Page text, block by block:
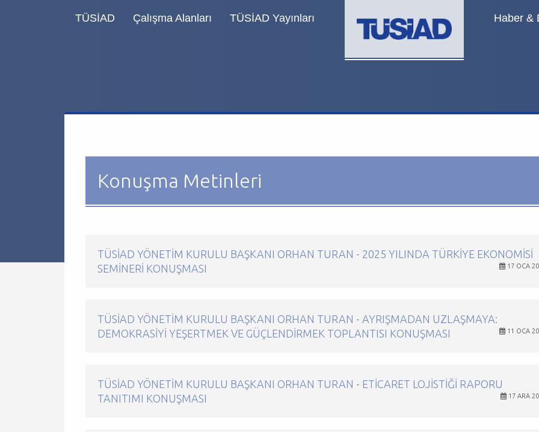
TÜSİAD Çalışma Alanları TÜSİAD Yayınları Haber &
Konuşma Metinleri
TÜSİAD YÖNETIM KURULU BAŞKANI ORHAN TURAN - 2025 YILINDA TÜRKIYE EKONOMISI
SEMINERI KONUŞMASI
17 OCA
TÜSİAD YÖNETIM KURULU BAŞKANI ORHAN TURAN - AYRIŞMADAN UZLAŞMAYA:
DEMOKRASIYI YEŞERTMEK VE GÜÇLENDIRMEK TOPLANTISI KONUŞMASI
11 OCA
TÜSİAD YÖNETIM KURULU BAŞKANI ORHAN TURAN - ETICARET LOJISTIĞI RAPORU
TANITIMI KONUŞMASI
17 ARA